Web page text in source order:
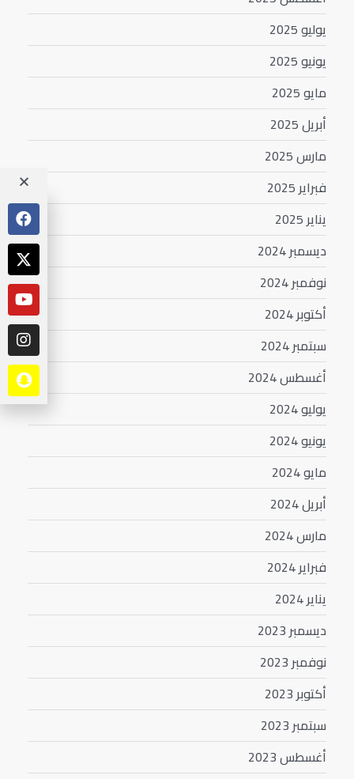
يوليو 2025
يونيو 2025
مايو 2025
أبريل 2025
مارس 2025
فبراير 2025
يناير 2025
ديسمبر 2024
نوفمبر 2024
أكتوبر 2024
سبتمبر 2024
أغسطس 2024
يوليو 2024
يونيو 2024
مايو 2024
أبريل 2024
مارس 2024
فبراير 2024
يناير 2024
ديسمبر 2023
نوفمبر 2023
أكتوبر 2023
سبتمبر 2023
أغسطس 2023